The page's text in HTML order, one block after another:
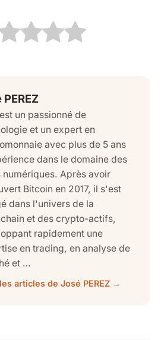
un passionné de
et un expert en
avec plus de 5 ans
dans le domaine des
Après avoir
Bitcoin en 2017, il s'est
dans l'univers de la
et des crypto-actifs,
rapidement une
en trading, en analyse de
et …
articles de José PEREZ →